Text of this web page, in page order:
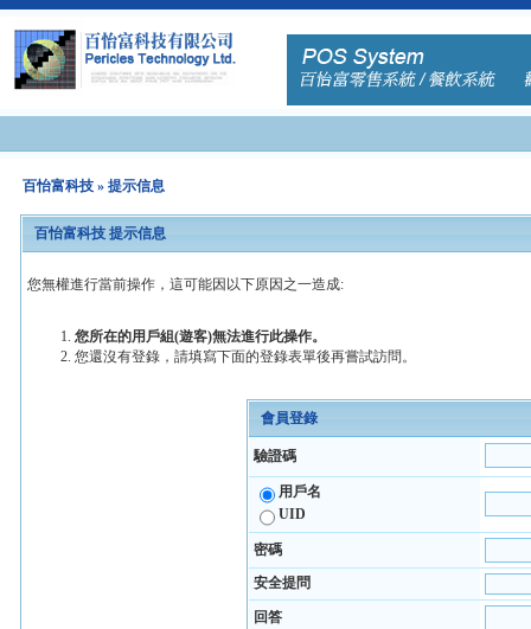
百怡富科技 » 提示信息
百怡富科技 提示信息
您無權進行當前操作，這可能因以下原因之一造成:
您所在的用戶組(遊客)無法進行此操作。
您還沒有登錄，請填寫下面的登錄表單後再嘗試訪問。
會員登錄
驗證碼
用戶名
UID
密碼
安全提問
回答